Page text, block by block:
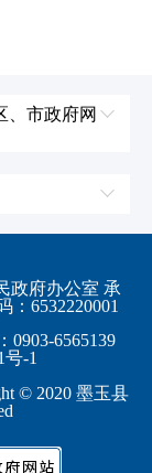
、市政府网
江苏省
浙江省
安徽省
福建省
江西省
皮山县
策勒县
民丰县
和田市
政府办公室 承
6532220001
6565139
-1
© 2020 墨玉县